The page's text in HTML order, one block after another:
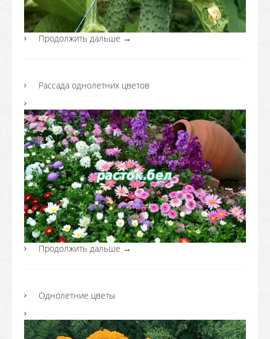
Продолжить дальше →
Рассада однолетних цветов
Продолжить дальше →
Однолетние цветы